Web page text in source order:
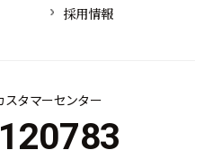
採用情報
タマーセンター